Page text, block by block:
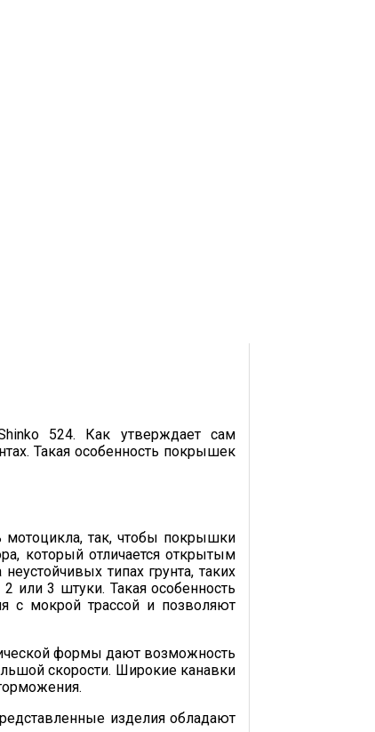
524. Как утверждает сам
Такая особенность покрышек
мотоцикла, так, чтобы покрышки
который отличается открытым
типах грунта, таких
или 3 штуки. Такая особенность
с мокрой трассой и позволяют
формы дают возможность
скорости. Широкие канавки